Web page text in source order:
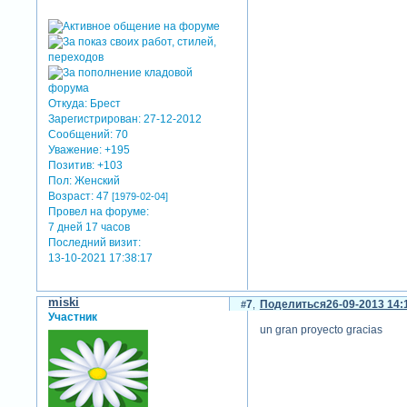
Откуда: Брест
Зарегистрирован: 27-12-2012
Сообщений: 70
Уважение: +195
Позитив: +103
Пол: Женский
Возраст: 47[1979-02-04]
Провел на форуме:
7 дней 17 часов
Последний визит:
13-10-2021 17:38:17
Поделиться
7 26-09-2013
miski
Участник
un gran proyecto gracias